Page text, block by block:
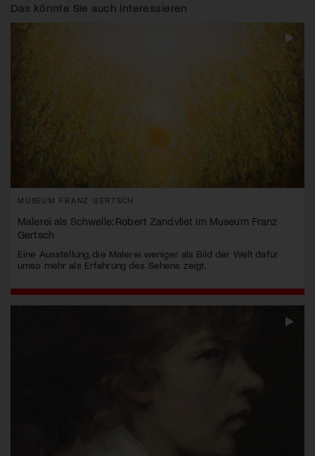
Das könnte Sie auch interessieren
MUSEUM FRANZ GERTSCH
Malerei als Schwelle: Robert Zandvliet im Museum Franz
Gertsch
Eine Ausstellung, die Malerei weniger als Bild der Welt dafür
umso mehr als Erfahrung des Sehens zeigt.